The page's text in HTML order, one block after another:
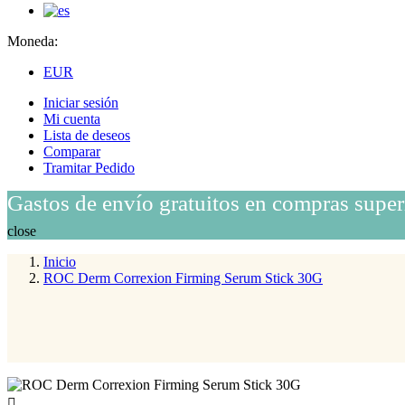
Moneda:
EUR
Iniciar sesión
Mi cuenta
Lista de deseos
Comparar
Tramitar Pedido
Gastos de envío gratuitos en compras
close
Inicio
ROC Derm Correxion Firming Serum Stick 30G